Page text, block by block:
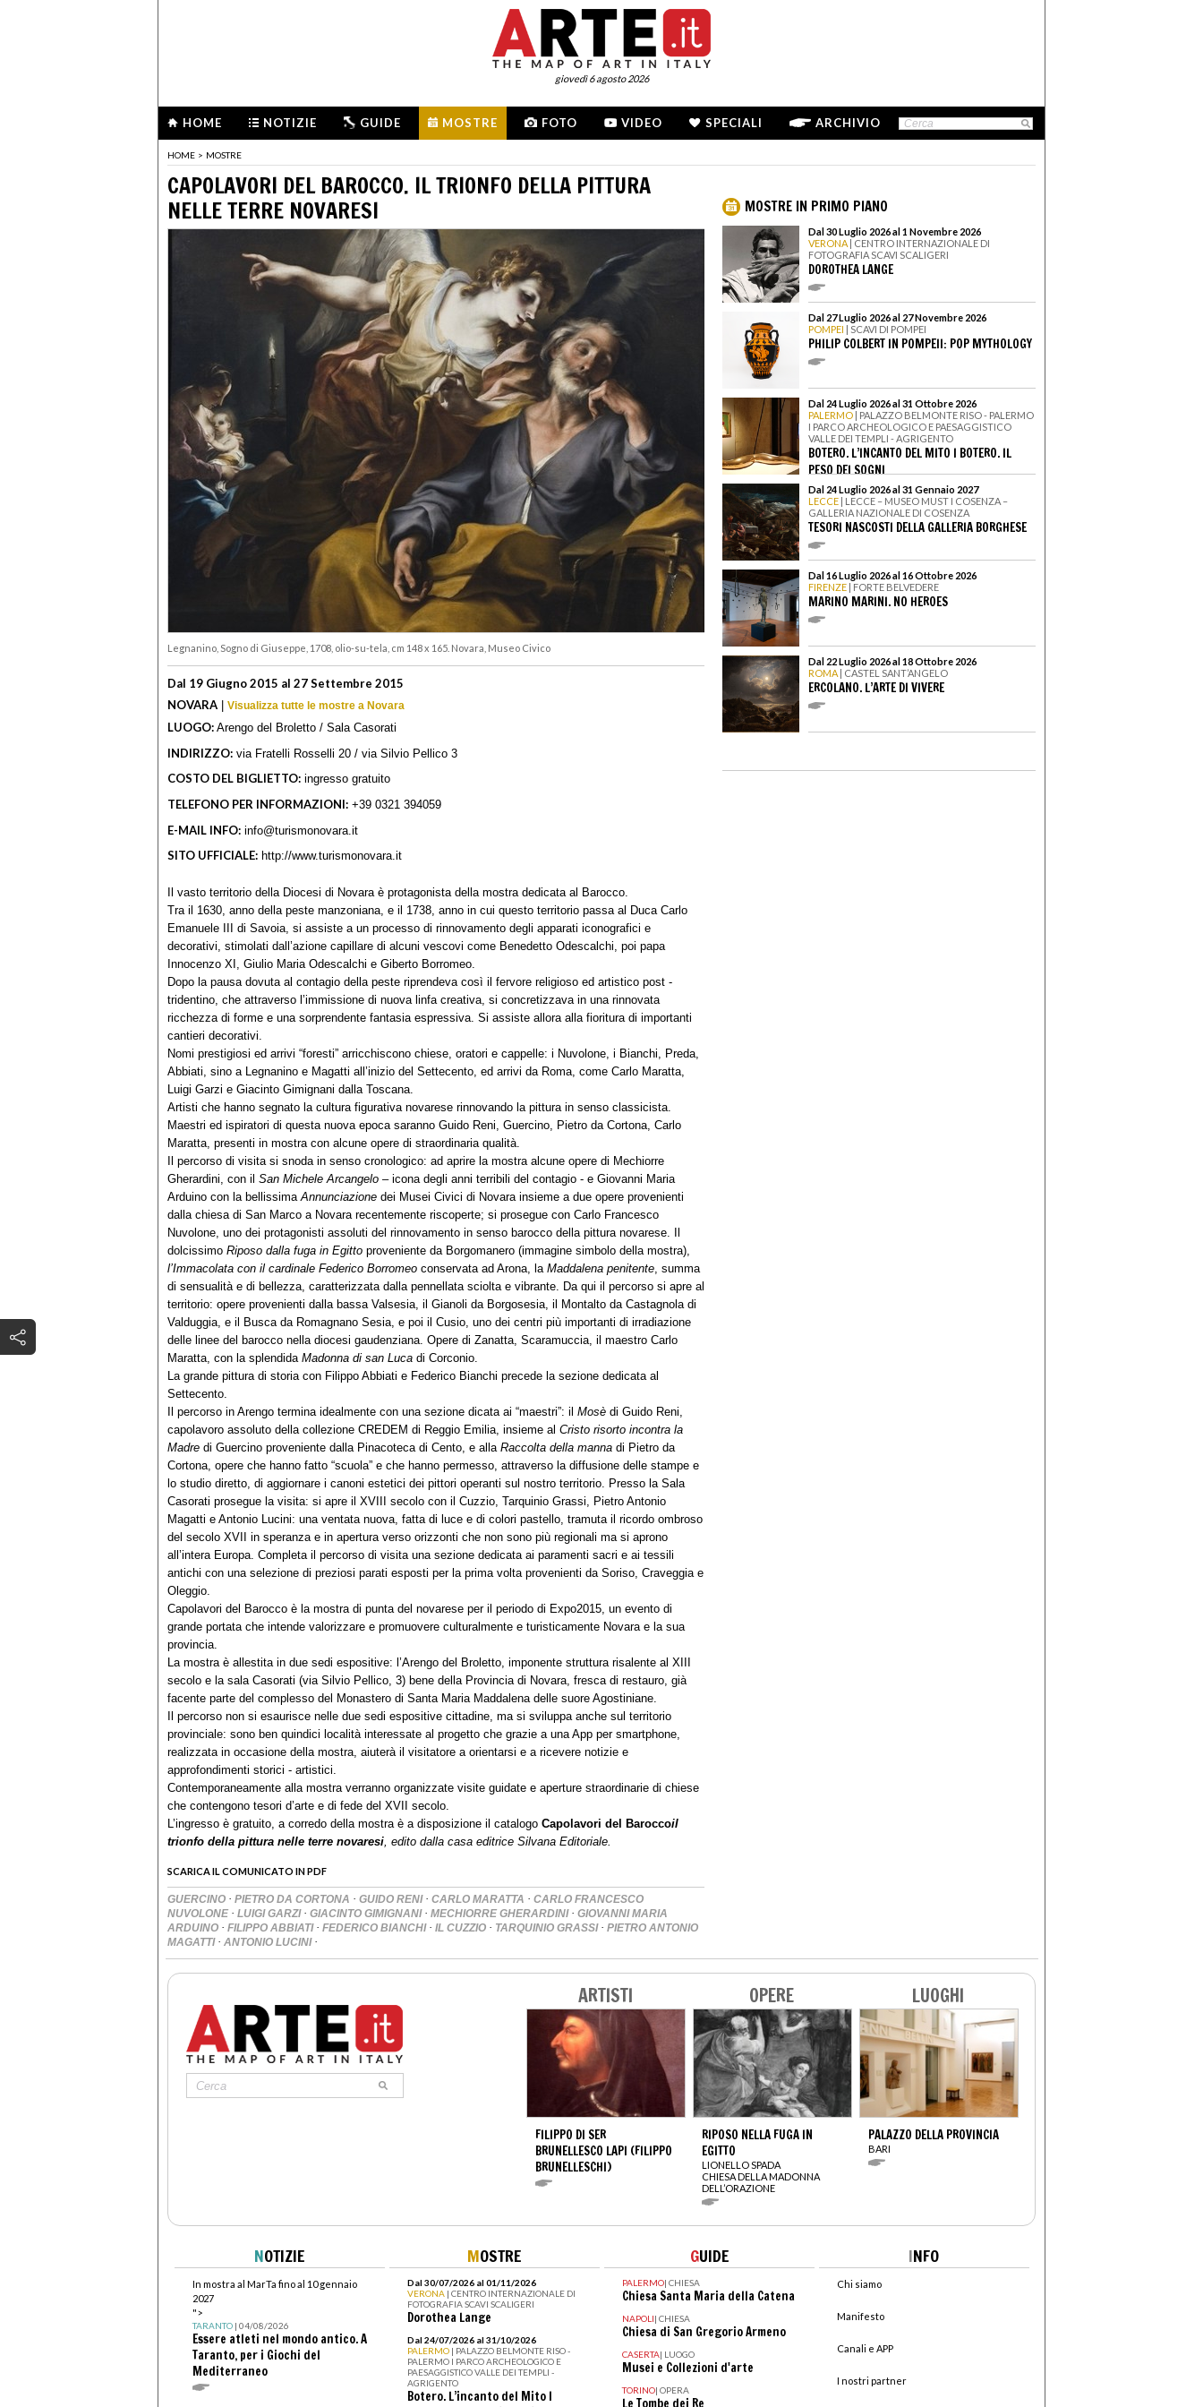
giovedì 6 agosto 2026
HOME NOTIZIE GUIDE MOSTRE FOTO VIDEO SPECIALI ARCHIVIO
HOME > MOSTRE
CAPOLAVORI DEL BAROCCO. IL TRIONFO DELLA PITTURA
NELLE TERRE NOVARESI
Legnanino, Sogno di Giuseppe, 1708, olio-su-tela, cm 148 x 165. Novara, Museo Civico
Dal 19 Giugno 2015 al 27 Settembre 2015
NOVARA | Visualizza tutte le mostre a Novara
LUOGO: Arengo del Broletto / Sala Casorati
INDIRIZZO: via Fratelli Rosselli 20 / via Silvio Pellico 3
COSTO DEL BIGLIETTO: ingresso gratuito
TELEFONO PER INFORMAZIONI: +39 0321 394059
E-MAIL INFO: info@turismonovara.it
SITO UFFICIALE: http://www.turismonovara.it
Il vasto territorio della Diocesi di Novara è protagonista della mostra dedicata al Barocco.
Tra il 1630, anno della peste manzoniana, e il 1738, anno in cui questo territorio passa al Duca Carlo
Emanuele III di Savoia, si assiste a un processo di rinnovamento degli apparati iconografici e
decorativi, stimolati dall’azione capillare di alcuni vescovi come Benedetto Odescalchi, poi papa
Innocenzo XI, Giulio Maria Odescalchi e Giberto Borromeo.
Dopo la pausa dovuta al contagio della peste riprendeva così il fervore religioso ed artistico post -
tridentino, che attraverso l’immissione di nuova linfa creativa, si concretizzava in una rinnovata
ricchezza di forme e una sorprendente fantasia espressiva. Si assiste allora alla fioritura di importanti
cantieri decorativi.
Nomi prestigiosi ed arrivi “foresti” arricchiscono chiese, oratori e cappelle: i Nuvolone, i Bianchi, Preda,
Abbiati, sino a Legnanino e Magatti all’inizio del Settecento, ed arrivi da Roma, come Carlo Maratta,
Luigi Garzi e Giacinto Gimignani dalla Toscana.
Artisti che hanno segnato la cultura figurativa novarese rinnovando la pittura in senso classicista.
Maestri ed ispiratori di questa nuova epoca saranno Guido Reni, Guercino, Pietro da Cortona, Carlo
Maratta, presenti in mostra con alcune opere di straordinaria qualità.
Il percorso di visita si snoda in senso cronologico: ad aprire la mostra alcune opere di Mechiorre
Gherardini, con il San Michele Arcangelo – icona degli anni terribili del contagio - e Giovanni Maria
Arduino con la bellissimaAnnunciazione dei Musei Civici di Novara insieme a due opere provenienti
dalla chiesa di San Marco a Novara recentemente riscoperte; si prosegue con Carlo Francesco
Nuvolone, uno dei protagonisti assoluti del rinnovamento in senso barocco della pittura novarese. Il
dolcissimo Riposo dalla fuga in Egitto proveniente da Borgomanero (immagine simbolo della mostra),
l’Immacolata con il cardinale Federico Borromeo conservata ad Arona, la Maddalena penitente, summa
di sensualità e di bellezza, caratterizzata dalla pennellata sciolta e vibrante. Da qui il percorso si apre al
territorio: opere provenienti dalla bassa Valsesia, il Gianoli da Borgosesia, il Montalto da Castagnola di
Valduggia, e il Busca da Romagnano Sesia, e poi il Cusio, uno dei centri più importanti di irradiazione
delle linee del barocco nella diocesi gaudenziana. Opere di Zanatta, Scaramuccia, il maestro Carlo
Maratta, con la splendida Madonna di san Luca di Corconio.
La grande pittura di storia con Filippo Abbiati e Federico Bianchi precede la sezione dedicata al
Settecento.
Il percorso in Arengo termina idealmente con una sezione dicata ai “maestri”: il Mosè di Guido Reni,
capolavoro assoluto della collezione CREDEM di Reggio Emilia, insieme al Cristo risorto incontra la
Madre di Guercino proveniente dalla Pinacoteca di Cento, e alla Raccolta della manna di Pietro da
Cortona, opere che hanno fatto “scuola” e che hanno permesso, attraverso la diffusione delle stampe e
lo studio diretto, di aggiornare i canoni estetici dei pittori operanti sul nostro territorio. Presso la Sala
Casorati prosegue la visita: si apre il XVIII secolo con il Cuzzio, Tarquinio Grassi, Pietro Antonio
Magatti e Antonio Lucini: una ventata nuova, fatta di luce e di colori pastello, tramuta il ricordo ombroso
del secolo XVII in speranza e in apertura verso orizzonti che non sono più regionali ma si aprono
all’intera Europa. Completa il percorso di visita una sezione dedicata ai paramenti sacri e ai tessili
antichi con una selezione di preziosi parati esposti per la prima volta provenienti da Soriso, Craveggia e
Oleggio.
Capolavori del Barocco è la mostra di punta del novarese per il periodo di Expo2015, un evento di
grande portata che intende valorizzare e promuovere culturalmente e turisticamente Novara e la sua
provincia.
La mostra è allestita in due sedi espositive: l’Arengo del Broletto, imponente struttura risalente al XIII
secolo e la sala Casorati (via Silvio Pellico, 3) bene della Provincia di Novara, fresca di restauro, già
facente parte del complesso del Monastero di Santa Maria Maddalena delle suore Agostiniane.
Il percorso non si esaurisce nelle due sedi espositive cittadine, ma si sviluppa anche sul territorio
provinciale: sono ben quindici località interessate al progetto che grazie a una App per smartphone,
realizzata in occasione della mostra, aiuterà il visitatore a orientarsi e a ricevere notizie e
approfondimenti storici - artistici.
Contemporaneamente alla mostra verranno organizzate visite guidate e aperture straordinarie di chiese
che contengono tesori d’arte e di fede del XVII secolo.
L’ingresso è gratuito, a corredo della mostra è a disposizione il catalogo Capolavori del Baroccoil
trionfo della pittura nelle terre novaresi, edito dalla casa editrice Silvana Editoriale.
SCARICA IL COMUNICATO IN PDF
GUERCINO · PIETRO DA CORTONA · GUIDO RENI · CARLO MARATTA · CARLO FRANCESCO
NUVOLONE · LUIGI GARZI · GIACINTO GIMIGNANI · MECHIORRE GHERARDINI · GIOVANNI MARIA
ARDUINO · FILIPPO ABBIATI · FEDERICO BIANCHI · IL CUZZIO · TARQUINIO GRASSI · PIETRO ANTONIO
MAGATTI · ANTONIO LUCINI ·
MOSTRE IN PRIMO PIANO
Dal 30 Luglio 2026 al 1 Novembre 2026
VERONA | CENTRO INTERNAZIONALE DI
FOTOGRAFIA SCAVI SCALIGERI
DOROTHEA LANGE
Dal 27 Luglio 2026 al 27 Novembre 2026
POMPEI | SCAVI DI POMPEI
PHILIP COLBERT IN POMPEII: POP MYTHOLOGY
Dal 24 Luglio 2026 al 31 Ottobre 2026
PALERMO | PALAZZO BELMONTE RISO - PALERMO
I PARCO ARCHEOLOGICO E PAESAGGISTICO
VALLE DEI TEMPLI - AGRIGENTO
BOTERO. L’INCANTO DEL MITO I BOTERO. IL
PESO DEI SOGNI
Dal 24 Luglio 2026 al 31 Gennaio 2027
LECCE | LECCE – MUSEO MUST I COSENZA –
GALLERIA NAZIONALE DI COSENZA
TESORI NASCOSTI DELLA GALLERIA BORGHESE
Dal 16 Luglio 2026 al 16 Ottobre 2026
FIRENZE | FORTE BELVEDERE
MARINO MARINI. NO HEROES
Dal 22 Luglio 2026 al 18 Ottobre 2026
ROMA | CASTEL SANT’ANGELO
ERCOLANO. L’ARTE DI VIVERE
ARTISTI
FILIPPO DI SER
BRUNELLESCO LAPI (FILIPPO
BRUNELLESCHI)
OPERE
RIPOSO NELLA FUGA IN
EGITTO
LIONELLO SPADA
CHIESA DELLA MADONNA
DELL’ORAZIONE
LUOGHI
PALAZZO DELLA PROVINCIA
BARI
NOTIZIE
In mostra al MarTa fino al 10 gennaio
2027
">
TARANTO| 04/08/2026
Essere atleti nel mondo antico. A
Taranto, per i Giochi del
Mediterraneo
MOSTRE
Dal 30/07/2026 al 01/11/2026
VERONA | CENTRO INTERNAZIONALE DI
FOTOGRAFIA SCAVI SCALIGERI
Dorothea Lange
Dal 24/07/2026 al 31/10/2026
PALERMO | PALAZZO BELMONTE RISO -
PALERMO I PARCO ARCHEOLOGICO E
PAESAGGISTICO VALLE DEI TEMPLI -
AGRIGENTO
Botero. L’incanto del Mito I
GUIDE
PALERMO| CHIESA
Chiesa Santa Maria della Catena
NAPOLI| CHIESA
Chiesa di San Gregorio Armeno
CASERTA| LUOGO
Musei e Collezioni d'arte
TORINO| OPERA
INFO
Chi siamo
Manifesto
Canali e APP
I nostri partner